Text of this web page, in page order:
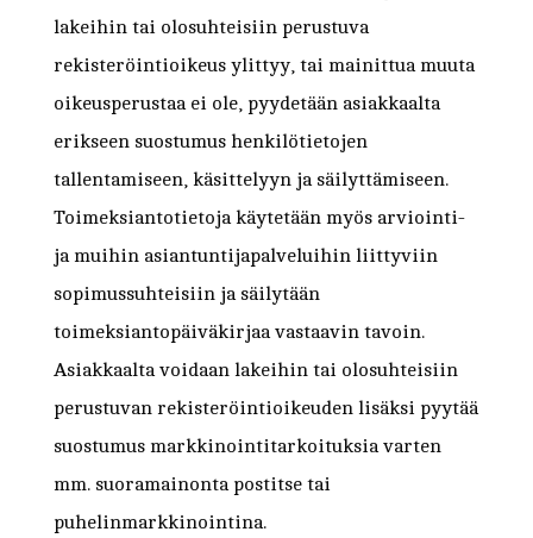
lakeihin tai olosuhteisiin perustuva
rekisteröintioikeus ylittyy, tai mainittua muuta
oikeusperustaa ei ole, pyydetään asiakkaalta
erikseen suostumus henkilötietojen
tallentamiseen, käsittelyyn ja säilyttämiseen.
Toimeksiantotietoja käytetään myös arviointi-
ja muihin asiantuntijapalveluihin liittyviin
sopimussuhteisiin ja säilytään
toimeksiantopäiväkirjaa vastaavin tavoin.
Asiakkaalta voidaan lakeihin tai olosuhteisiin
perustuvan rekisteröintioikeuden lisäksi pyytää
suostumus markkinointitarkoituksia varten
mm. suoramainonta postitse tai
puhelinmarkkinointina.